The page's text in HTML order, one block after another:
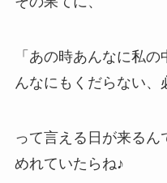
「あの時あんなに私
んなにもくだらない、
って言える日が来る
めれていたらね♪